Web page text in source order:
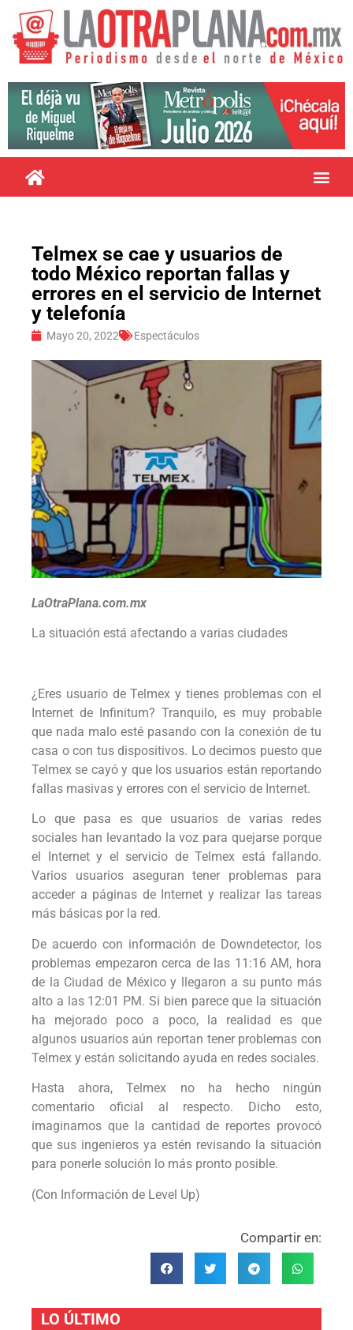
Telmex se cae y usuarios de
todo México reportan fallas y
errores en el servicio de Internet
y telefonía
Mayo 20, 2022 Espectáculos
LaOtraPlana.com.mx
La situación está afectando a varias ciudades
¿Eres usuario de Telmex y tienes problemas con el
Internet de Infinitum? Tranquilo, es muy probable
que nada malo esté pasando con la conexión de tu
casa o con tus dispositivos. Lo decimos puesto que
Telmex se cayó y que los usuarios están reportando
fallas masivas y errores con el servicio de Internet.
Lo que pasa es que usuarios de varias redes
sociales han levantado la voz para quejarse porque
el Internet y el servicio de Telmex está fallando.
Varios usuarios aseguran tener problemas para
acceder a páginas de Internet y realizar las tareas
más básicas por la red.
De acuerdo con información de Downdetector, los
problemas empezaron cerca de las 11:16 AM, hora
de la Ciudad de México y llegaron a su punto más
alto a las 12:01 PM. Si bien parece que la situación
ha mejorado poco a poco, la realidad es que
algunos usuarios aún reportan tener problemas con
Telmex y están solicitando ayuda en redes sociales.
Hasta ahora, Telmex no ha hecho ningún
comentario oficial al respecto. Dicho esto,
imaginamos que la cantidad de reportes provocó
que sus ingenieros ya estén revisando la situación
para ponerle solución lo más pronto posible.
(Con Información de Level Up)
Compartir en:
LO ÚLTIMO